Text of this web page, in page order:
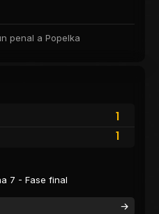
penal a Popelka
1
1
7 - Fase final